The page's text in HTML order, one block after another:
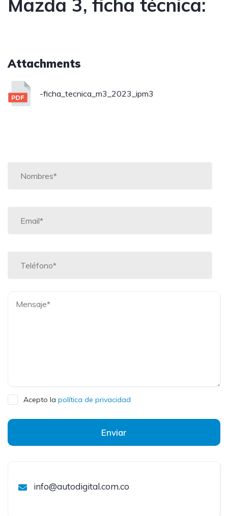
Mazda 3, ficha técnica:
Attachments
-ficha_tecnica_m3_2023_ipm3
Acepto la política de privacidad
Enviar
info@autodigital.com.co